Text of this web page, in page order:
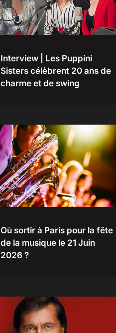
Interview | Les Puppini
Sisters célèbrent 20 ans de
charme et de swing
Où sortir à Paris pour la fête
de la musique le 21 Juin
2026 ?